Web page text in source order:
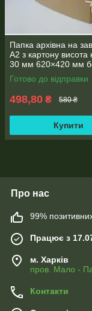
Папка архівна на
А2 з картону висота
30 мм 620×420 мм
ПАА2-30(2шт.)
Готово до відправки
498,80 ₴ 580 ₴
Купити
Про нас
99% позитивних
Працює з
м. Харків
пров. Мало -
Контакти